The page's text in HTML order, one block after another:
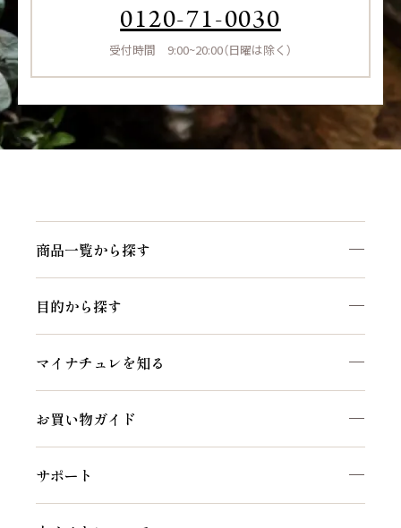
0120-71-0030
受付時間 9:00~20:00（日曜は除く）
商品一覧から探す
マイナチュレシリーズ
サポートアイテム
お得なおまとめ定期コース
目的から探す
ヘアケア
白髪ケア
インナーケア
マイナチュレを知る
マイナチュレコラム
セルフケア動画
お買い物ガイド
ご利用方法
会員特典について
サポート